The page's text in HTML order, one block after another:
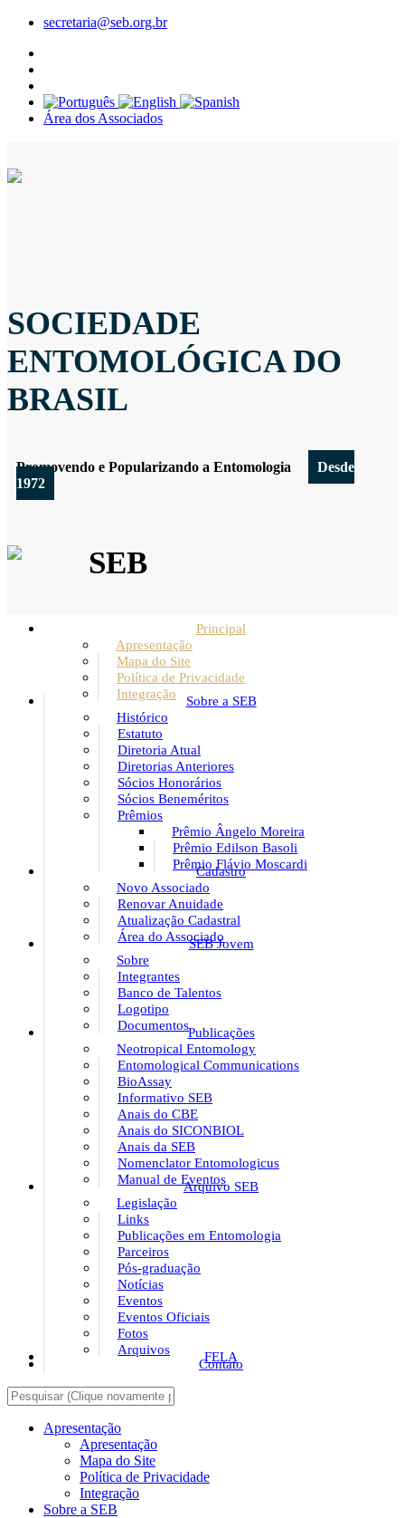
secretaria@seb.org.br
Área dos Associados
SOCIEDADE
ENTOMOLÓGICA DO
BRASIL
Promovendo e Popularizando a Entomologia
Desde
1972
SEB
Principal
Apresentação
Mapa do Site
Política de Privacidade
Integração
Sobre a SEB
Histórico
Estatuto
Diretoria Atual
Diretorias Anteriores
Sócios Honorários
Sócios Beneméritos
Prêmios
Prêmio Ângelo Moreira
Prêmio Edilson Basoli
Prêmio Flávio Moscardi
Cadastro
Novo Associado
Renovar Anuidade
Atualização Cadastral
Área do Associado
SEB Jovem
Sobre
Integrantes
Banco de Talentos
Logotipo
DocumentosPublicações
Neotropical Entomology
Entomological Communications
BioAssay
Informativo SEB
Anais do CBE
Anais do SICONBIOL
Anais da SEB
Nomenclator Entomologicus
Manual de Eventos
Arquivo SEB
Legislação
Links
Publicações em Entomologia
Parceiros
Pós-graduação
Notícias
Eventos
Eventos Oficiais
Fotos
Arquivos
FELA
Contato
Apresentação
Apresentação
Mapa do Site
Política de Privacidade
Integração
Sobre a SEB